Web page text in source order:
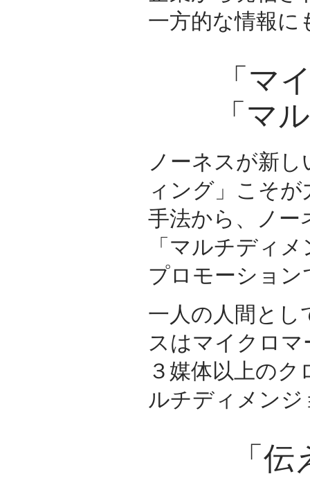
一方的な情報に
「マ
「マ
ノーネスが新
ィング」こそ
手法から、ノー
「マルチディ
プロモーショ
一人の人間とし
スはマイクロ
３媒体以上の
ルチディメン
「